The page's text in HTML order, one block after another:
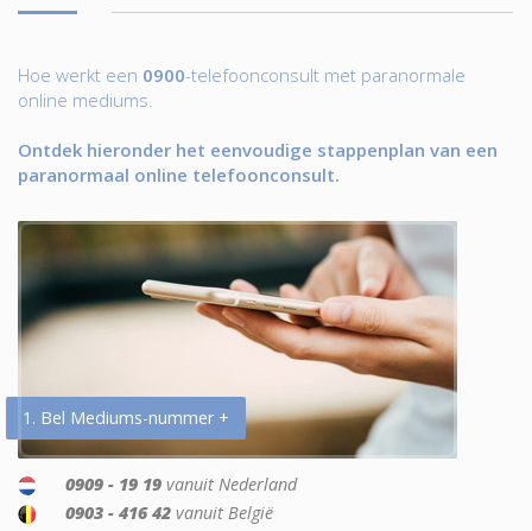
Hoe werkt een 0900-telefoonconsult met paranormale
online mediums.
Ontdek hieronder het eenvoudige stappenplan van een
paranormaal online telefoonconsult.
1. Bel Mediums-nummer +
0909 - 19 19 vanuit Nederland
0903 - 416 42 vanuit België